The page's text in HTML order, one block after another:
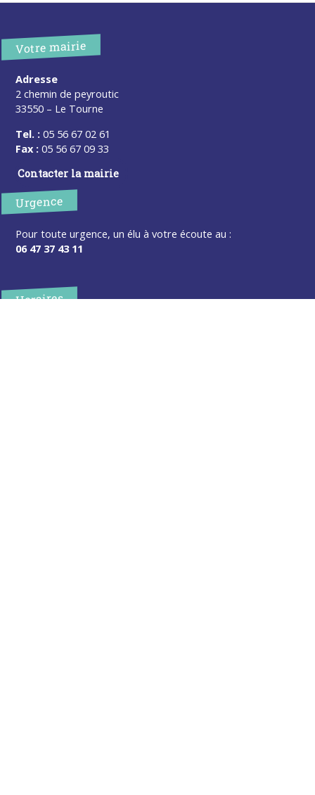
Votre mairie
Adresse
2 chemin de peyroutic
33550 – Le Tourne
Tel. : 05 56 67 02 61
Fax : 05 56 67 09 33
Contacter la mairie
Urgence
Pour toute urgence, un élu à votre écoute au :
06 47 37 43 11
Horaires